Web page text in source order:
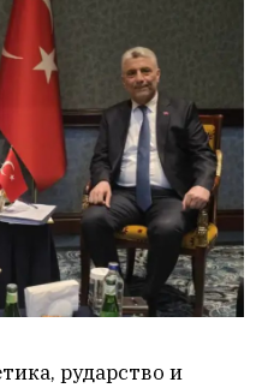
рударство и